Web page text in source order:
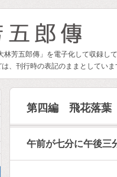
林芳五郎傳」を電子化して収録し
、刊行時の表記のままとしてい
第四編 飛花落葉
午前が七分に午後三